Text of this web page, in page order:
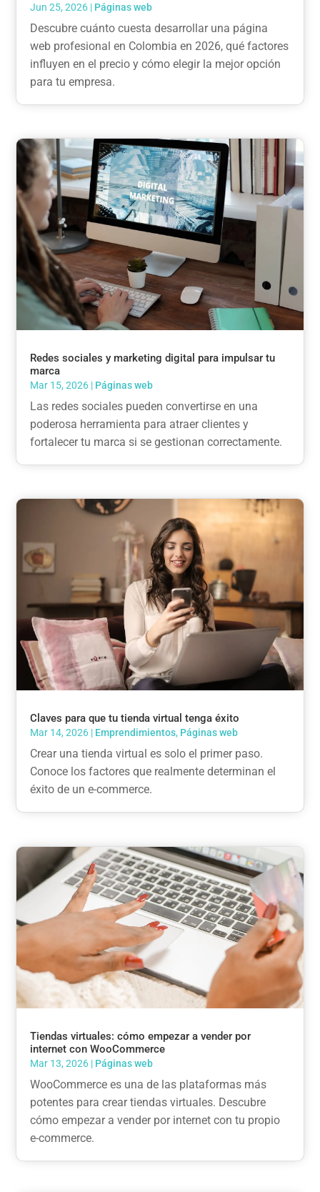
Jun 25, 2026 | Páginas web
Descubre cuánto cuesta desarrollar una página
web profesional en Colombia en 2026, qué factores
influyen en el precio y cómo elegir la mejor opción
para tu empresa.
Redes sociales y marketing digital para impulsar tu
marca
Mar 15, 2026 | Páginas web
Las redes sociales pueden convertirse en una
poderosa herramienta para atraer clientes y
fortalecer tu marca si se gestionan correctamente.
Claves para que tu tienda virtual tenga éxito
Mar 14, 2026 | Emprendimientos, Páginas web
Crear una tienda virtual es solo el primer paso.
Conoce los factores que realmente determinan el
éxito de un e-commerce.
Tiendas virtuales: cómo empezar a vender por
internet con WooCommerce
Mar 13, 2026 | Páginas web
WooCommerce es una de las plataformas más
potentes para crear tiendas virtuales. Descubre
cómo empezar a vender por internet con tu propio
e-commerce.